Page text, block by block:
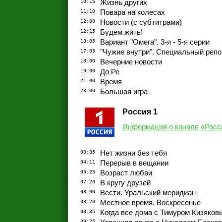
10:15 Жизнь других
11:10 Повара на колесах
12:00 Новости (с субтитрами)
12:15 Будем жить!
13:05 Вариант "Омега". 3-я - 5-я серии
17:05 "Чужие внутри". Специальный
18:00 Вечерние новости
19:00 До Ре
21:00 Время
23:00 Большая игра
Россия 1
Информация о канале
00:35 Нет жизни без тебя
04:11 Перерыв в вещании
05:25 Возраст любви
07:20 В кругу друзей
08:00 Вести. Уральский меридиан
08:20 Местное время. Воскресенье
08:35 Когда все дома с Тимуром